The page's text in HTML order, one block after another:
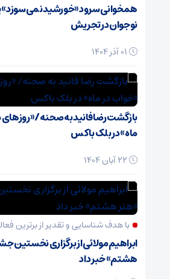
نوجوان در تجریش
بازگشت رضا فانید به صحنه/ «روزهای
ماه» در بلک باکس
با هدف شناسایی و تقدیر از برترین
ابراهیم مولائی از برگزاری نخستین
هشتم» خبر داد